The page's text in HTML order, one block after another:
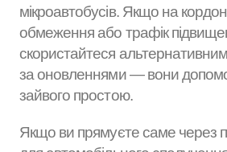
мікроавтобусів. Якщо на
обмеження або трафік
скористайтеся
за оновленнями — вони
зайвого простою.
Якщо ви прямуєте саме через